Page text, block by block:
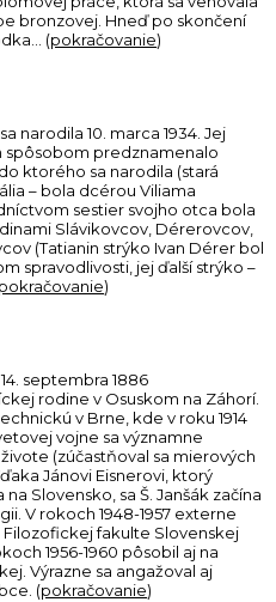
bronzovej. Hneď po skončení
(pokračovanie)
narodila 10. marca 1934. Jej
spôsobom predznamenalo
ktorého sa narodila (stará
– bola dcérou Viliama
sestier svojho otca bola
Slávikovcov, Dérerovcov,
(Tatianin strýko Ivan Dérer bol
spravodlivosti, jej ďalší strýko –
pokračovanie)
septembra 1886
rodine v Osuskom na Záhorí.
v Brne, kde v roku 1914
vojne sa významne
(zúčastňoval sa mierových
Jánovi Eisnerovi, ktorý
Slovensko, sa Š. Janšák začína
V rokoch 1948-1957 externe
fakulte Slovenskej
1956-1960 pôsobil aj na
Výrazne sa angažoval aj
(pokračovanie)